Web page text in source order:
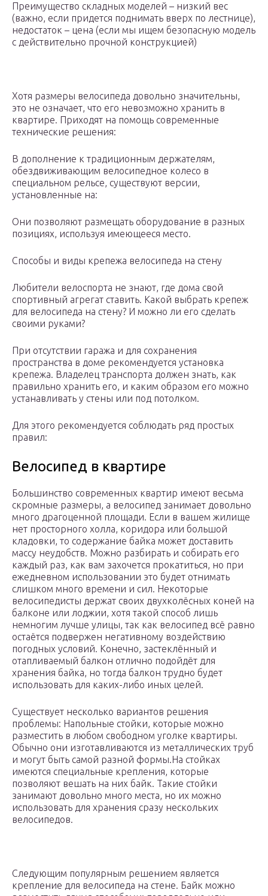
Преимущество складных моделей – низкий вес
(важно, если придется поднимать вверх по лестнице),
недостаток – цена (если мы ищем безопасную модель
с действительно прочной конструкцией)
Хотя размеры велосипеда довольно значительны,
это не означает, что его невозможно хранить в
квартире. Приходят на помощь современные
технические решения:
В дополнение к традиционным держателям,
обездвиживающим велосипедное колесо в
специальном рельсе, существуют версии,
установленные на:
Они позволяют размещать оборудование в разных
позициях, используя имеющееся место.
Способы и виды крепежа велосипеда на стену
Любители велоспорта не знают, где дома свой
спортивный агрегат ставить. Какой выбрать крепеж
для велосипеда на стену? И можно ли его сделать
своими руками?
При отсутствии гаража и для сохранения
пространства в доме рекомендуется установка
крепежа. Владелец транспорта должен знать, как
правильно хранить его, и каким образом его можно
устанавливать у стены или под потолком.
Для этого рекомендуется соблюдать ряд простых
правил:
Велосипед в квартире
Большинство современных квартир имеют весьма
скромные размеры, а велосипед занимает довольно
много драгоценной площади. Если в вашем жилище
нет просторного холла, коридора или большой
кладовки, то содержание байка может доставить
массу неудобств. Можно разбирать и собирать его
каждый раз, как вам захочется прокатиться, но при
ежедневном использовании это будет отнимать
слишком много времени и сил. Некоторые
велосипедисты держат своих двухколёсных коней на
балконе или лоджии, хотя такой способ лишь
немногим лучше улицы, так как велосипед всё равно
остаётся подвержен негативному воздействию
погодных условий. Конечно, застеклённый и
отапливаемый балкон отлично подойдёт для
хранения байка, но тогда балкон трудно будет
использовать для каких-либо иных целей.
Существует несколько вариантов решения
проблемы: Напольные стойки, которые можно
разместить в любом свободном уголке квартиры.
Обычно они изготавливаются из металлических труб
и могут быть самой разной формы.На стойках
имеются специальные крепления, которые
позволяют вешать на них байк. Такие стойки
занимают довольно много места, но их можно
использовать для хранения сразу нескольких
велосипедов.
Следующим популярным решением является
крепление для велосипеда на стене. Байк можно